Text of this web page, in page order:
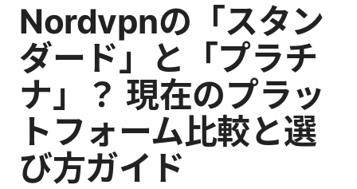
Nordvpnの「スタン
ダード」と「プラチ
ナ」？ 現在のプラッ
トフォーム比較と選
び方ガイド